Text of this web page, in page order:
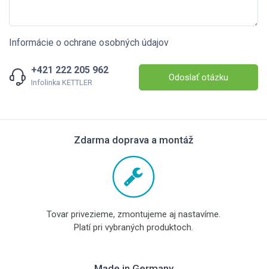
Informácie o ochrane osobných údajov
+421 222 205 962
Infolinka KETTLER Odoslať otázku
Zdarma doprava a montáž
Tovar privezieme, zmontujeme aj nastavíme.
Platí pri vybraných produktoch.